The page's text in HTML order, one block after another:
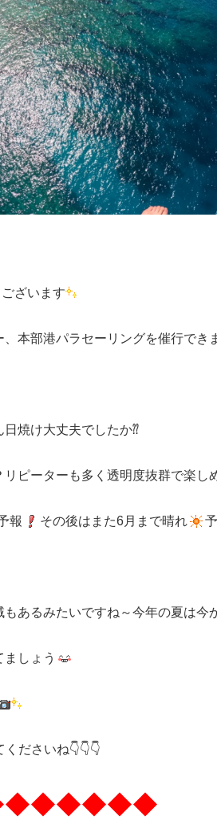
ざいます
本部港パラセーリングを催行でき
焼け大丈夫でしたか⁇
ピーターも多く透明度抜群で楽し
報 その後はまた6月まで晴れ
あるみたいですね～今年の夏は今
しょう
ださいね👇👇👇